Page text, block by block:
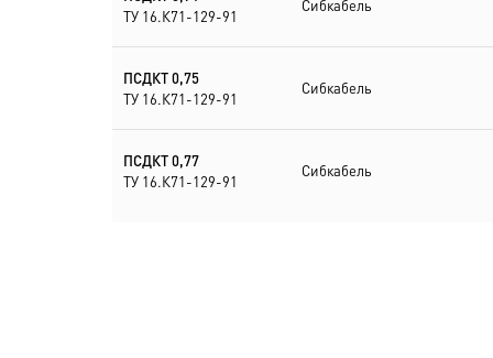
ТУ 16.К71-129-91
Сибкабель
ПСДКТ 0,75
ТУ 16.К71-129-91
Сибкабель
ПСДКТ 0,77
ТУ 16.К71-129-91
Сибкабель